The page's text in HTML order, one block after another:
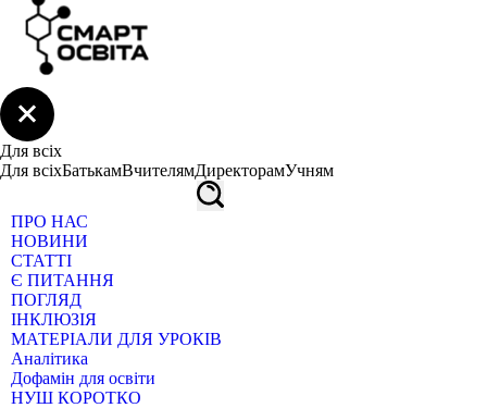
Для всіх
Для всіхБатькамВчителямДиректорамУчням
ПРО НАС
НОВИНИ
СТАТТІ
Є ПИТАННЯ
ПОГЛЯД
ІНКЛЮЗІЯ
МАТЕРІАЛИ ДЛЯ УРОКІВ
Аналітика
Дофамін для освіти
НУШ КОРОТКО